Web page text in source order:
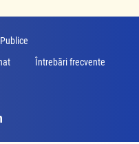
Întrebări frecvente